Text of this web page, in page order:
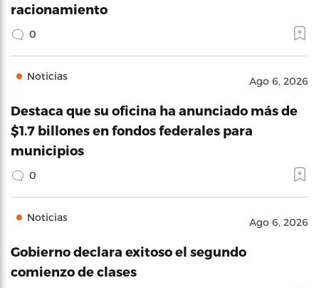
racionamiento
0
Noticias Ago 6, 2026
Destaca que su oficina ha anunciado más de
$1.7 billones en fondos federales para
municipios
0
Noticias Ago 6, 2026
Gobierno declara exitoso el segundo
comienzo de clases